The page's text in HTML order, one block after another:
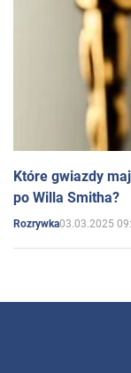
Które gwiazdy
po Willa Smitha?
Rozrywka03.03.2025